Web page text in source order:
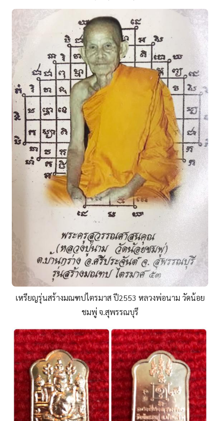
เหรียญรุ่นสร้างมณฑปไตรมาส ปี2553 หลวงพ่อนาม วัดน้อย
ชมพู่ จ.สุพรรณบุรี